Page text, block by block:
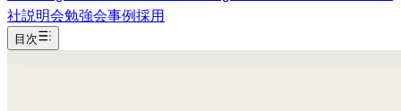
社説明会勉強会事例採用
目次